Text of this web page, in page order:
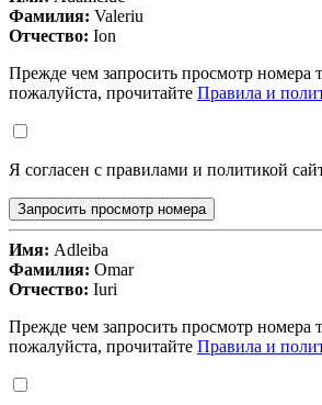
Фамилия: Valeriu
Отчество: Ion
Прежде чем запросить просмотр номера
пожалуйста, прочитайте Правила и
Я согласен с правилами и политикой
Запросить просмотр номера
Имя: Adleiba
Фамилия: Omar
Отчество: Iuri
Прежде чем запросить просмотр номера
пожалуйста, прочитайте Правила и